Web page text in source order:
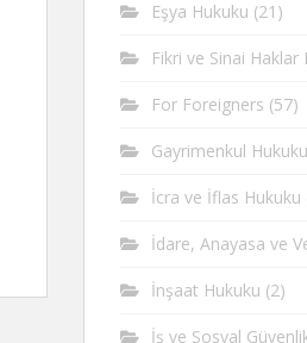
Eşya Hukuku (21)
Fikri ve Sinai Haklar
For Foreigners (57)
Gayrimenkul Hukuku
İcra ve İflas Hukuku
İdare, Anayasa ve
İnşaat Hukuku (2)
İş ve Sosyal